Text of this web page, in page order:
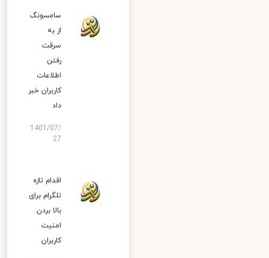
سامسونگ
از به
سرقت
رفتن
اطلاعات
کاربران خبر
داد
1401/07/
27
اقدام تازه
تلگرام برای
بالا بردن
امنیت
کاربران